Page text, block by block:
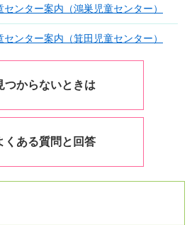
ンター案内（鴻巣児童センター）
ンター案内（箕田児童センター）
つからないときは
くある質問と回答